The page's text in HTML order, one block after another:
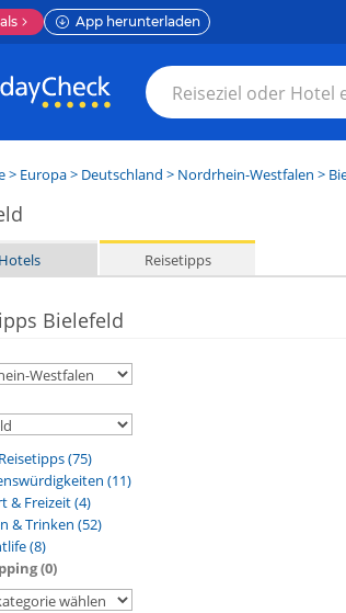
App herunterladen
> Europa> Deutschland > Nordrhein-Westfalen >
Hotels Reisetipps
Bielefeld
(75)
(11)
& Freizeit (4)
& Trinken (52)
(8)
(0)